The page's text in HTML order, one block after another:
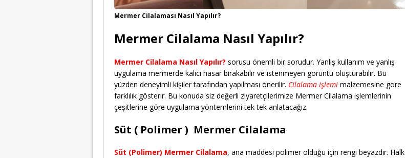
Mermer Cilalaması Nasıl Yapılır?
Mermer Cilalama Nasıl Yapılır?
Mermer Cilalama Nasıl Yapılır? sorusu önemli bir sorudur. Yanlış kullanım ve yanlış
uygulama mermerde kalıcı hasar bırakabilir ve istenmeyen görüntü oluşturabilir. Bu
yüzden deneyimli kişiler tarafından yapılması önerilir. Cilalama işlemi malzemesine göre
farklılık gösterir. Bu konuda siz değerli ziyaretçilerimize Mermer Cilalama işlemlerinin
çeşitlerine göre uygulama yöntemlerini tek tek anlatacağız.
Süt ( Polimer ) Mermer Cilalama
Süt (Polimer) Mermer Cilalama, ana maddesi polimer olduğu için rengi beyazdır. Halk